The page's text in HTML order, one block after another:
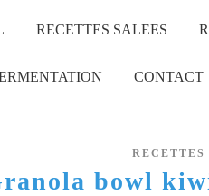
RECETTES SALEES
CONTACT
RECETTES
bowl